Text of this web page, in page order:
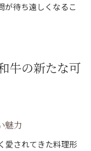
が待ち遠しくなるこ
牛の新たな可
魅力
愛されてきた料理形